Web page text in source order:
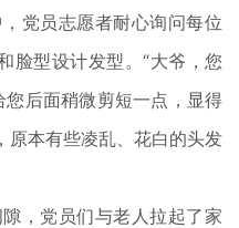
员志愿者耐心询问每位
脸型设计发型。“大爷，您
您后面稍微剪短一点，显得
原本有些凌乱、花白的头发
党员们与老人拉起了家